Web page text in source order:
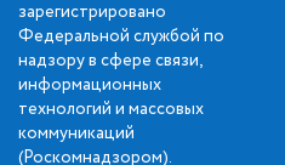
зарегистрировано
Федеральной службой по
надзору в сфере связи,
информационных
технологий и массовых
коммуникаций
(Роскомнадзором).